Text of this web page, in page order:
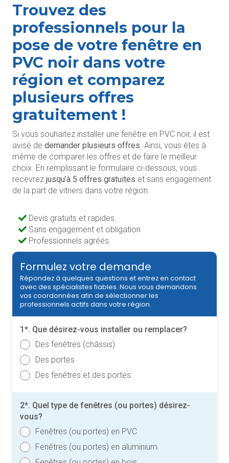
Trouvez des
professionnels pour la
pose de votre fenêtre en
PVC noir dans votre
région et comparez
plusieurs offres
gratuitement !
Si vous souhaitez installer une fenêtre en PVC noir, il est
avisé de demander plusieurs offres . Ainsi, vous êtes à
même de comparer les offres et de faire le meilleur
choix. En remplissant le formulaire ci-dessous, vous
recevrez jusqu’à 5 offres gratuites et sans engagement
de la part de vitriers dans votre région.
Devis gratuits et rapides
Sans engagement et obligation
Professionnels agréés
Formulez votre demande
Répondez à quelques questions et entrez en contact
avec des spécialistes fiables. Nous vous demandons
vos coordonnées afin de sélectionner les
professionnels actifs dans votre région.
1*. Que désirez-vous installer ou remplacer?
Des fenêtres (châssis)
Des portes
Des fenêtres et des portes
2*. Quel type de fenêtres (ou portes) désirez-
vous?
Fenêtres (ou portes) en PVC
Fenêtres (ou portes) en aluminium